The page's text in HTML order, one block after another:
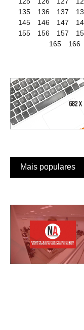
135
136 137
145
146 147
155
156 157
165
166
Mais populares